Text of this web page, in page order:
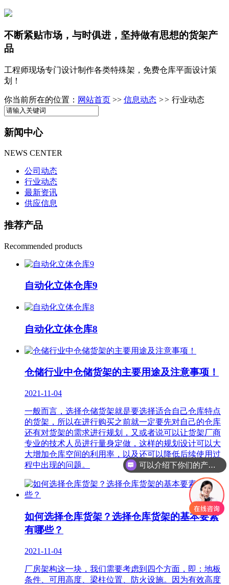
不断紧贴市场，与时俱进，坚持做有思想的货架产
品
工程师现场专门设计制作各类特殊架，免费仓库平面设计策
划！
你当前所在的位置： 网站首页 >> 信息动态 >> 行业动态
新闻中心
NEWS CENTER
公司动态
行业动态
最新资讯
供应信息
推荐产品
Recommended products
自动化立体仓库9
自动化立体仓库8
仓储行业中仓储货架的主要用途及注意事项！
2021-11-04
一般而言，选择仓储货架就是要选择适合自己仓库特点
的货架，所以在进行购买之前就一定要先对自己的仓库
还有对货架的需求进行规划，又或者说可以让货架厂商
专业的技术人员进行量身定做，这样的规划设计可以大
大增加仓库空间的利用率，以及还可以降低后续使用过
程中出现的问题。
如何选择仓库货架？选择仓库货架的基本要素
有哪些？
2021-11-04
厂房架构这一块，我们需要考虑到四个方面，即：地板
条件、可用高度、梁柱位置、防火设施。因为有效高度
可以介绍下你们的产品么？